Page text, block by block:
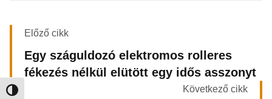
Nagy kontraszt váltása
Előző cikk
Egy száguldozó elektromos rolleres
fékezés nélkül elütött egy idős asszonyt
Következő cikk